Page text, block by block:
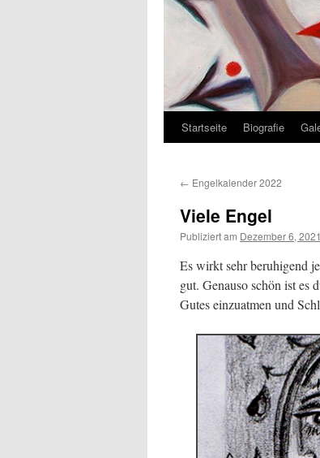
Zum
springen
Startseite Biografie
← Engelkalender 2022
Viele Engel
Publiziert am Dezember 6, 2021
Es wirkt sehr beruhigend
gut. Genauso schön ist es
Gutes einzuatmen und